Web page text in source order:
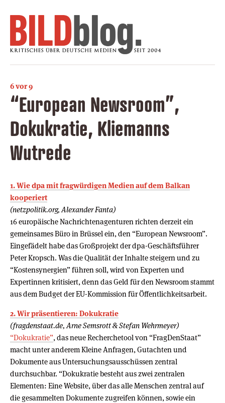
6 vor 9
“European Newsroom”,
Dokukratie, Kliemanns
Wutrede
1. Wie dpa mit fragwürdigen Medien auf dem Balkan
kooperiert
(netzpolitik.org, Alexander Fanta)
16 europäische Nachrichtenagenturen richten derzeit ein
gemeinsames Büro in Brüssel ein, den “European Newsroom”.
Eingefädelt habe das Großprojekt der dpa-Geschäftsführer
Peter Kropsch. Was die Qualität der Inhalte steigern und zu
“Kostensynergien” führen soll, wird von Experten und
Expertinnen kritisiert, denn das Geld für den Newsroom stammt
aus dem Budget der EU-Kommission für Öffentlichkeitsarbeit.
2. Wir präsentieren: Dokukratie
(fragdenstaat.de, Arne Semsrott & Stefan Wehrmeyer)
“Dokukratie”, das neue Recherchetool von “FragDenStaat”
macht unter anderem Kleine Anfragen, Gutachten und
Dokumente aus Untersuchungsausschüssen zentral
durchsuchbar. “Dokukratie besteht aus zwei zentralen
Elementen: Eine Website, über das alle Menschen zentral auf
die gesammelten Dokumente zugreifen können, sowie ein